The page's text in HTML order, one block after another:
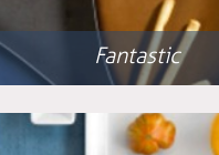
Fantastic